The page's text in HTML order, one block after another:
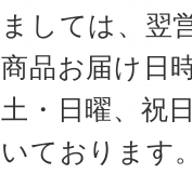
ましては、翌
商品お届け日
土・日曜、祝
いております